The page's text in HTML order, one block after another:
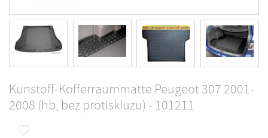
Kunstoff-Kofferraummatte Peugeot 307 2001-
2008 (hb, bez protiskluzu) - 101211